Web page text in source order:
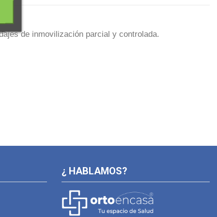
de inmovilización parcial y controlada.
¿ HABLAMOS?